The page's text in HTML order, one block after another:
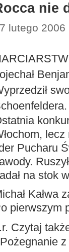
nie
lutego 2006
Pucharu
na stok
Kałwa
pierwszym
Czytaj
Pożegnanie